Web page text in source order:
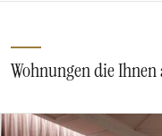
Wohnungen die